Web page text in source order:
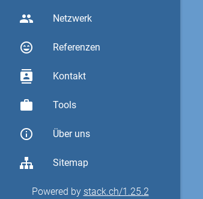
group Netzwerk
sentiment_very_satisfied Referenzen
contacts Kontakt
work Tools
info_outline Über uns
Sitemap
Powered by stack.ch/1.25.2